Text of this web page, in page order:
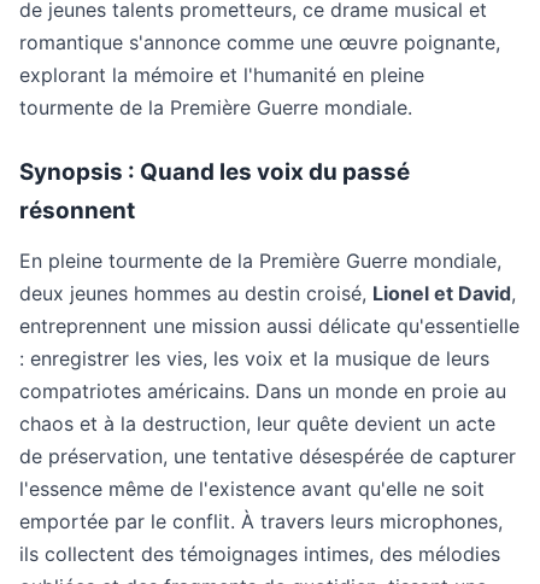
de jeunes talents prometteurs, ce drame musical et
romantique s'annonce comme une œuvre poignante,
explorant la mémoire et l'humanité en pleine
tourmente de la Première Guerre mondiale.
Synopsis : Quand les voix du passé
résonnent
En pleine tourmente de la Première Guerre mondiale,
deux jeunes hommes au destin croisé, Lionel et David,
entreprennent une mission aussi délicate qu'essentielle
: enregistrer les vies, les voix et la musique de leurs
compatriotes américains. Dans un monde en proie au
chaos et à la destruction, leur quête devient un acte
de préservation, une tentative désespérée de capturer
l'essence même de l'existence avant qu'elle ne soit
emportée par le conflit. À travers leurs microphones,
ils collectent des témoignages intimes, des mélodies